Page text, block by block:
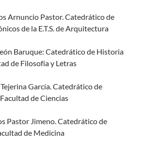
Arnuncio Pastor. Catedrático de
de la E.T.S. de Arquitectura
Baruque: Catedrático de Historia
de Filosofía y Letras
García. Catedrático de
de Ciencias
Pastor Jimeno. Catedrático de
de Medicina